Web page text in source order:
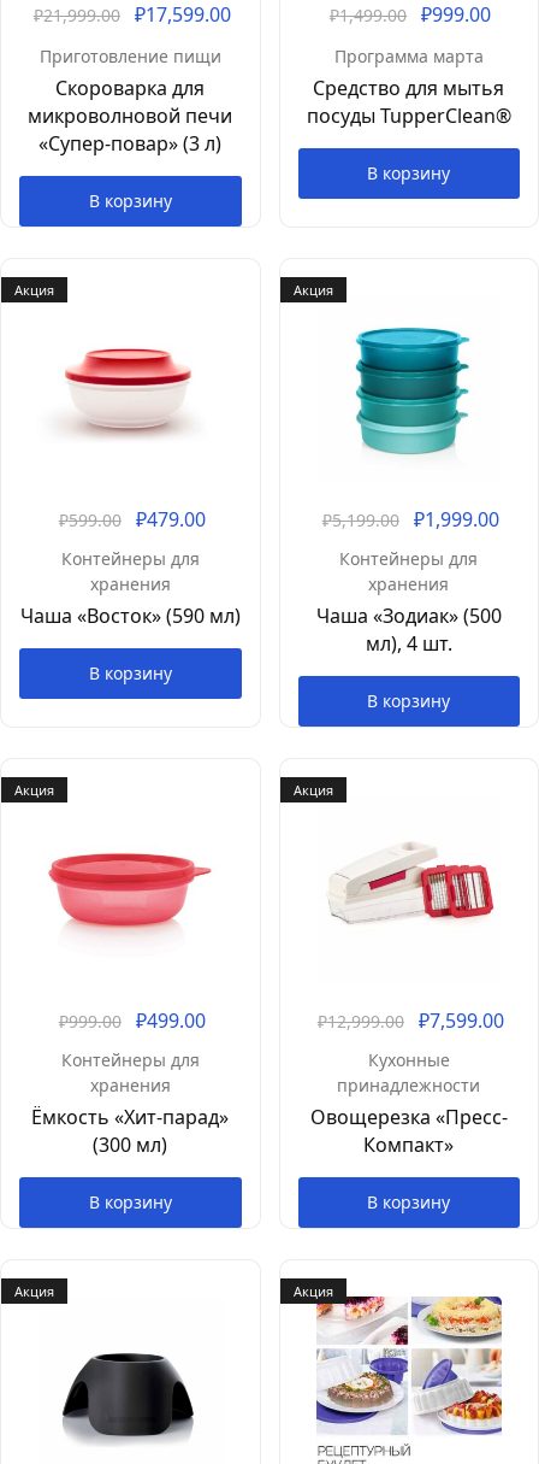
₽21,999.00 ₽17,599.00
Приготовление пищи
Скороварка для
микроволновой печи
«Супер-повар» (3 л)
В корзину
₽1,499.00 ₽999.00
Программа марта
Средство для мытья
посуды TupperClean®
В корзину
Акция
₽599.00 ₽479.00
Контейнеры для
хранения
Чаша «Восток» (590 мл)
В корзину
Акция
₽5,199.00 ₽1,999.00
Контейнеры для
хранения
Чаша «Зодиак» (500
мл), 4 шт.
В корзину
Акция
₽999.00 ₽499.00
Контейнеры для
хранения
Ёмкость «Хит-парад»
(300 мл)
В корзину
Акция
₽12,999.00 ₽7,599.00
Кухонные
принадлежности
Овощерезка «Пресс-
Компакт»
В корзину
Акция Акция